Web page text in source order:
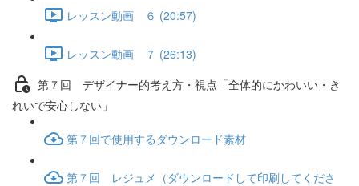
レッスン動画 ６ (20:57)
レッスン動画 ７ (26:13)
第７回 デザイナー的考え方・視点「全体的にかわいい・き
れいで安心しない」
第７回で使用するダウンロード素材
第７回 レジュメ（ダウンロードして印刷してくださ